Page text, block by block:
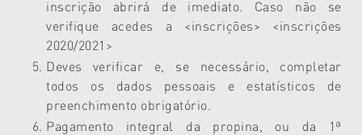
inscrição abrirá de imediato. Caso não se
verifique acedes a <inscrições> <inscrições
2020/2021>
Deves verificar e, se necessário, completar
todos os dados pessoais e estatísticos de
preenchimento obrigatório.
Pagamento integral da propina, ou da 1ª